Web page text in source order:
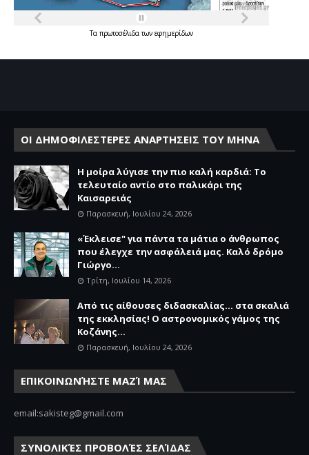
Τα πρωτοσέλιδατων εφημερίδων
ΟΙ ΔΗΜΟΦΙΛΕΣΤΕΡΕΣ ΑΝΑΡΤΗΣΕΙΣ ΤΟΥ ΜΗΝΑ
Η μοίρα λύγισε την πιο καλή καρδιά: Το
τελευταίο αντίο στο παλικάρι της
Καισαρειάς
Παρασκευή, Ιουλίου 24, 2026
«Έκλεισε" για πάντα τα μάτια ο άνθρωπος
που έλεγχε την ασφάλειά μας. Καλό δρόμο
Γιώργο...
Τρίτη, Ιουλίου 14, 2026
Από τις αίθουσες διδασκαλίας… στα σκαλιά
της εκκλησίας! Ο αστρονομικός γάμος της
Κοζάνης...
Παρασκευή, Ιουλίου 24, 2026
ΕΠΙΚΟΙΝΩΝΉΣΤΕ ΜΑΖΊ ΜΑΣ
email:sakisteg@gmail.com
ΣΥΝΟΛΙΚΈΣ ΠΡΟΒΟΛΈΣ ΣΕΛΊΔΑΣ